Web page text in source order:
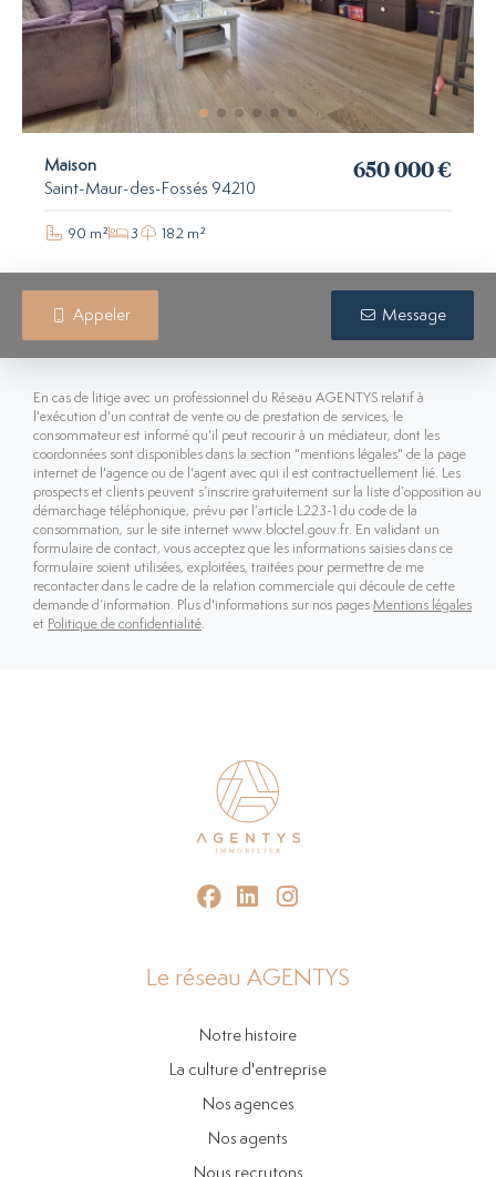
Maison
Saint-Maur-des-Fossés 94210
650 000 €
90 m² 3 182 m²
Appeler Message
En cas de litige avec un professionnel du Réseau AGENTYS relatif à
l'exécution d'un contrat de vente ou de prestation de services, le
consommateur est informé qu'il peut recourir à un médiateur, dont les
coordonnées sont disponibles dans la section "mentions légales" de la page
internet de l'agence ou de l'agent avec qui il est contractuellement lié. Les
prospects et clients peuvent s’inscrire gratuitement sur la liste d’opposition au
démarchage téléphonique, prévu par l’article L223-1 du code de la
consommation, sur le site internet www.bloctel.gouv.fr. En validant un
formulaire de contact, vous acceptez que les informations saisies dans ce
formulaire soient utilisées, exploitées, traitées pour permettre de me
recontacter dans le cadre de la relation commerciale qui découle de cette
demande d’information. Plus d'informations sur nos pages Mentions légales
et Politique de confidentialité
Le réseau AGENTYS
Notre histoire
La culture d'entreprise
Nos agences
Nos agents
Nous recrutons